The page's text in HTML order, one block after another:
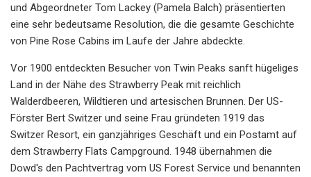
und Abgeordneter Tom Lackey (Pamela Balch) präsentierten
eine sehr bedeutsame Resolution, die die gesamte Geschichte
von Pine Rose Cabins im Laufe der Jahre abdeckte.
Vor 1900 entdeckten Besucher von Twin Peaks sanft hügeliges
Land in der Nähe des Strawberry Peak mit reichlich
Walderdbeeren, Wildtieren und artesischen Brunnen. Der US-
Förster Bert Switzer und seine Frau gründeten 1919 das
Switzer Resort, ein ganzjähriges Geschäft und ein Postamt auf
dem Strawberry Flats Campground. 1948 übernahmen die
Dowd's den Pachtvertrag vom US Forest Service und benannten